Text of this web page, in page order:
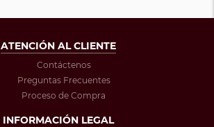
ATENCIÓN AL CLIENTE
Contáctenos
Preguntas Frecuentes
Proceso de Compra
INFORMACIÓN LEGAL